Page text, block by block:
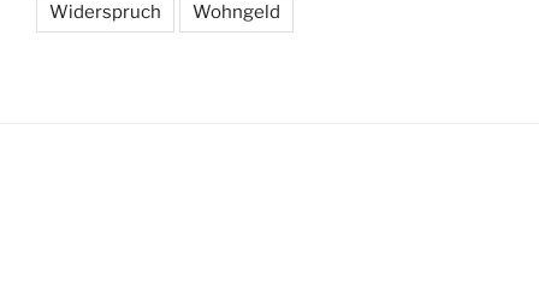
Widerspruch Wohngeld